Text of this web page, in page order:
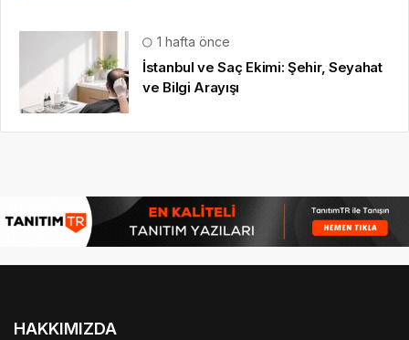
1 hafta önce
İstanbul ve Saç Ekimi: Şehir, Seyahat
ve Bilgi Arayışı
HAKKIMIZDA